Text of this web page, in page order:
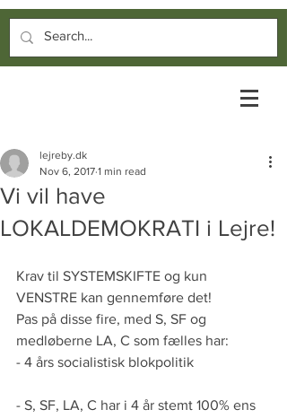
Vi vil have
LOKALDEMOKRATI i Lejre!
lejreby.dk
Nov 6, 2017 1 min read
Krav til SYSTEMSKIFTE og kun
VENSTRE kan gennemføre det!
Pas på disse fire, med S, SF og
medløberne LA, C som fælles har:
- 4 års socialistisk blokpolitik
- S, SF, LA, C har i 4 år stemt 100% ens